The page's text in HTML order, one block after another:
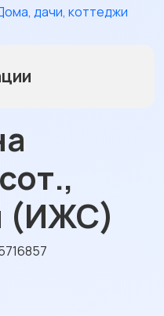
дачи, коттеджи
(ИЖС)